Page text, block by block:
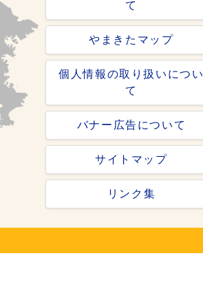
て
やまきたマップ
個人情報の取り扱いについ
て
バナー広告について
サイトマップ
リンク集